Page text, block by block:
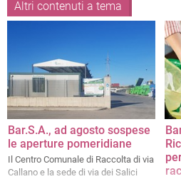
Altri contenuti a tema
Bar.S.A., ad agosto sospese
le aperture pomeridiane
Il Centro Comunale di Raccolta di via
Callano e la sede di via dei Salici